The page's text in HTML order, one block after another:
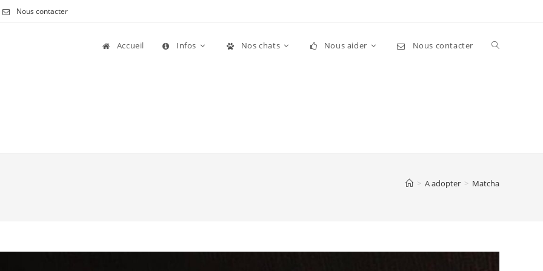
Nous contacter
Accueil Infos Nos chats Nous aider Nous contacter Toggle
> A adopter > Matcha